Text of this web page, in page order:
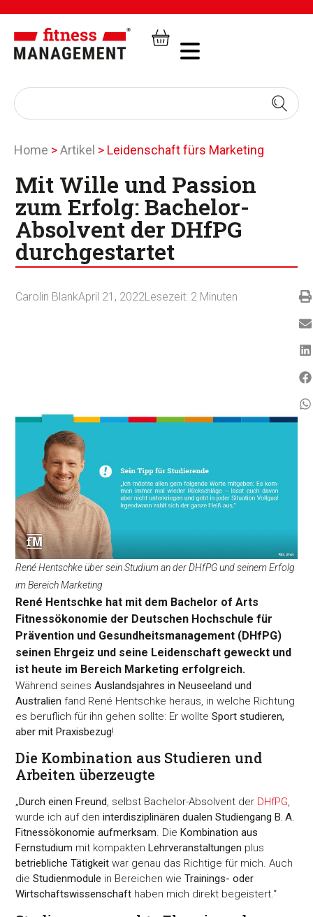
Home >Artikel > Leidenschaft fürs Marketing
Mit Wille und Passion
zum Erfolg: Bachelor-
Absolvent der DHfPG
durchgestartet
Carolin BlankApril 21, 2022Lesezeit: 2 Minuten
René Hentschke über sein Studium an der DHfPG und seinem Erfolg
im Bereich Marketing
René Hentschke hat mit dem Bachelor of Arts
Fitnessökonomie der Deutschen Hochschule für
Prävention und Gesundheitsmanagement (DHfPG)
seinen Ehrgeiz und seine Leidenschaft geweckt und
ist heute im Bereich Marketing erfolgreich.
Während seinesAuslandsjahres in Neuseeland und
Australien fand René Hentschke heraus, in welche Richtung
es beruflich für ihn gehen sollte: Er wollteSport studieren,
aber mit Praxisbezug!
Die Kombination aus Studieren und
Arbeiten überzeugte
„Durch einen Freund, selbst Bachelor-Absolvent der DHfPG,
wurde ich auf deninterdisziplinären dualen Studiengang B. A.
Fitnessökonomie aufmerksam. DieKombination aus
Fernstudium mit kompaktenLehrveranstaltungen plus
betriebliche Tätigkeit war genau das Richtige für mich. Auch
dieStudienmodule in Bereichen wieTrainings- oder
Wirtschaftswissenschaft haben mich direkt begeistert.“